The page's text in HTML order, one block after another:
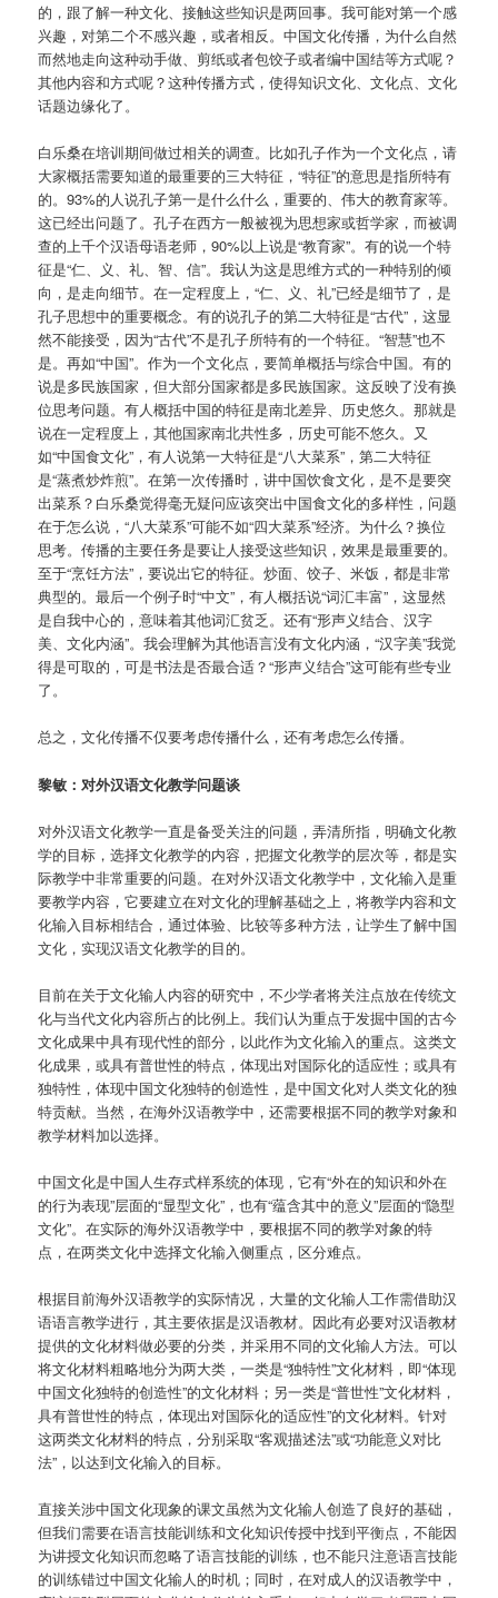
的，跟了解一种文化、接触这些知识是两回事。我可能对第一个感
兴趣，对第二个不感兴趣，或者相反。中国文化传播，为什么自然
而然地走向这种动手做、剪纸或者包饺子或者编中国结等方式呢？
其他内容和方式呢？这种传播方式，使得知识文化、文化点、文化
话题边缘化了。
白乐桑在培训期间做过相关的调查。比如孔子作为一个文化点，请
大家概括需要知道的最重要的三大特征，“特征”的意思是指所特有
的。93%的人说孔子第一是什么什么，重要的、伟大的教育家等。
这已经出问题了。孔子在西方一般被视为思想家或哲学家，而被调
查的上千个汉语母语老师，90%以上说是“教育家”。有的说一个特
征是“仁、义、礼、智、信”。我认为这是思维方式的一种特别的倾
向，是走向细节。在一定程度上，“仁、义、礼”已经是细节了，是
孔子思想中的重要概念。有的说孔子的第二大特征是“古代”，这显
然不能接受，因为“古代”不是孔子所特有的一个特征。“智慧”也不
是。再如“中国”。作为一个文化点，要简单概括与综合中国。有的
说是多民族国家，但大部分国家都是多民族国家。这反映了没有换
位思考问题。有人概括中国的特征是南北差异、历史悠久。那就是
说在一定程度上，其他国家南北共性多，历史可能不悠久。又
如“中国食文化”，有人说第一大特征是“八大菜系”，第二大特征
是“蒸煮炒炸煎”。在第一次传播时，讲中国饮食文化，是不是要突
出菜系？白乐桑觉得毫无疑问应该突出中国食文化的多样性，问题
在于怎么说，“八大菜系”可能不如“四大菜系”经济。为什么？换位
思考。传播的主要任务是要让人接受这些知识，效果是最重要的。
至于“烹饪方法”，要说出它的特征。炒面、饺子、米饭，都是非常
典型的。最后一个例子时“中文”，有人概括说“词汇丰富”，这显然
是自我中心的，意味着其他词汇贫乏。还有“形声义结合、汉字
美、文化内涵”。我会理解为其他语言没有文化内涵，“汉字美”我觉
得是可取的，可是书法是否最合适？“形声义结合”这可能有些专业
了。
总之，文化传播不仅要考虑传播什么，还有考虑怎么传播。
黎敏：对外汉语文化教学问题谈
对外汉语文化教学一直是备受关注的问题，弄清所指，明确文化教
学的目标，选择文化教学的内容，把握文化教学的层次等，都是实
际教学中非常重要的问题。在对外汉语文化教学中，文化输入是重
要教学内容，它要建立在对文化的理解基础之上，将教学内容和文
化输入目标相结合，通过体验、比较等多种方法，让学生了解中国
文化，实现汉语文化教学的目的。
目前在关于文化输人内容的研究中，不少学者将关注点放在传统文
化与当代文化内容所占的比例上。我们认为重点于发掘中国的古今
文化成果中具有现代性的部分，以此作为文化输入的重点。这类文
化成果，或具有普世性的特点，体现出对国际化的适应性；或具有
独特性，体现中国文化独特的创造性，是中国文化对人类文化的独
特贡献。当然，在海外汉语教学中，还需要根据不同的教学对象和
教学材料加以选择。
中国文化是中国人生存式样系统的体现，它有“外在的知识和外在
的行为表现”层面的“显型文化”，也有“蕴含其中的意义”层面的“隐型
文化”。在实际的海外汉语教学中，要根据不同的教学对象的特
点，在两类文化中选择文化输入侧重点，区分难点。
根据目前海外汉语教学的实际情况，大量的文化输人工作需借助汉
语语言教学进行，其主要依据是汉语教材。因此有必要对汉语教材
提供的文化材料做必要的分类，并采用不同的文化输人方法。可以
将文化材料粗略地分为两大类，一类是“独特性”文化材料，即“体现
中国文化独特的创造性”的文化材料；另一类是“普世性”文化材料，
具有普世性的特点，体现出对国际化的适应性”的文化材料。针对
这两类文化材料的特点，分别采取“客观描述法”或“功能意义对比
法”，以达到文化输入的目标。
直接关涉中国文化现象的课文虽然为文化输人创造了良好的基础，
但我们需要在语言技能训练和文化知识传授中找到平衡点，不能因
为讲授文化知识而忽略了语言技能的训练，也不能只注意语言技能
的训练错过中国文化输人的时机；同时，在对成人的汉语教学中，